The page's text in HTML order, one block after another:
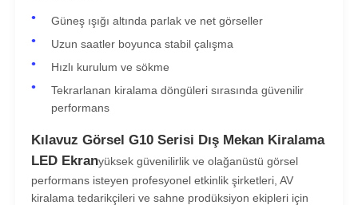
Güneş ışığı altında parlak ve net görseller
Uzun saatler boyunca stabil çalışma
Hızlı kurulum ve sökme
Tekrarlanan kiralama döngüleri sırasında güvenilir
performans
Kılavuz Görsel G10 Serisi Dış Mekan Kiralama
LED Ekranyüksek güvenilirlik ve olağanüstü görsel
performans isteyen profesyonel etkinlik şirketleri, AV
kiralama tedarikçileri ve sahne prodüksiyon ekipleri için